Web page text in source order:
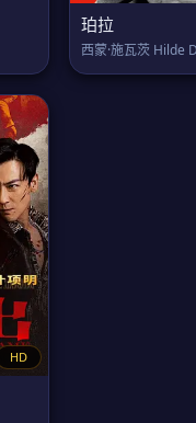
珀拉
西蒙·施瓦茨 Hilde
HD